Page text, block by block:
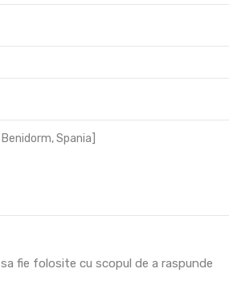
fie folosite cu scopul de a raspunde